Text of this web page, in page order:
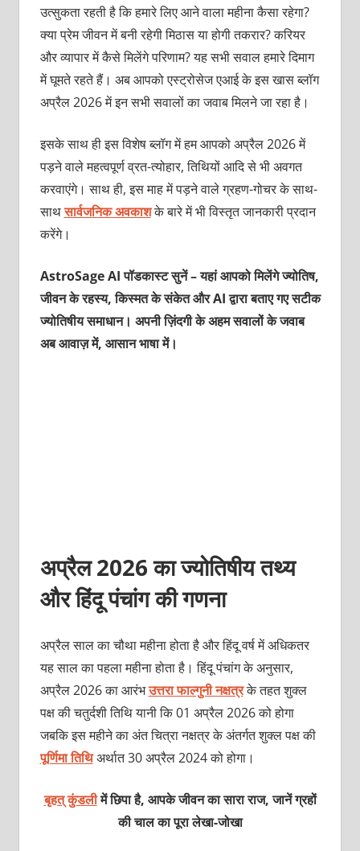
उत्सुकता रहती है कि हमारे लिए आने वाला महीना कैसा रहेगा?
क्या प्रेम जीवन में बनी रहेगी मिठास या होगी तकरार? करियर
और व्यापार में कैसे मिलेंगे परिणाम? यह सभी सवाल हमारे दिमाग
में घूमते रहते हैं। अब आपको एस्ट्रोसेज एआई के इस खास ब्लॉग
अप्रैल 2026 में इन सभी सवालों का जवाब मिलने जा रहा है।
इसके साथ ही इस विशेष ब्लॉग में हम आपको अप्रैल 2026 में
पड़ने वाले महत्वपूर्ण व्रत-त्योहार, तिथियों आदि से भी अवगत
करवाएंगे। साथ ही, इस माह में पड़ने वाले ग्रहण-गोचर के साथ-
साथसार्वजनिक अवकाशके बारे में भी विस्तृत जानकारी प्रदान
करेंगे।
AstroSage AI पॉडकास्ट सुनें – यहां आपको मिलेंगे ज्योतिष,
जीवन के रहस्य, किस्मत के संकेत और AI द्वारा बताए गए सटीक
ज्योतिषीय समाधान। अपनी ज़िंदगी के अहम सवालों के जवाब
अब आवाज़ में, आसान भाषा में।
अप्रैल 2026 का ज्योतिषीय तथ्य
और हिंदू पंचांग की गणना
अप्रैल साल का चौथा महीना होता है और हिंदू वर्ष में अधिकतर
यह साल का पहला महीना होता है। हिंदू पंचांग के अनुसार,
अप्रैल 2026 का आरंभउत्तरा फाल्‍गुनी नक्षत्रके तहत शुक्‍ल
पक्ष की चतुर्दशी तिथि यानी कि 01 अप्रैल 2026 को होगा
जबकि इस महीने का अंत चित्रा नक्षत्र के अंतर्गत शुक्‍ल पक्ष की
पूर्णिमा तिथिअर्थात 30 अप्रैल 2024 को होगा।
बृहत् कुंडलीमें छिपा है, आपके जीवन का सारा राज, जानें ग्रहों
की चाल का पूरा लेखा-जोखा